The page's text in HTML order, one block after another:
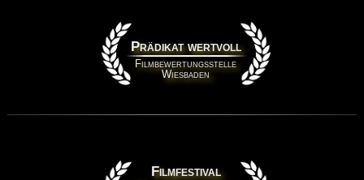
Prädikat wertvoll
Filmbewertungsstelle
Wiesbaden
Filmfestival